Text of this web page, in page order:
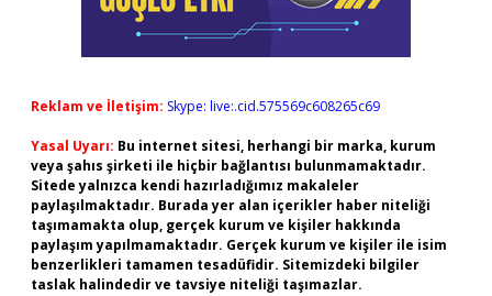
Reklam ve İletişim: Skype: live:.cid.575569c608265c69
Yasal Uyarı: Bu internet sitesi, herhangi bir marka, kurum
veya şahıs şirketi ile hiçbir bağlantısı bulunmamaktadır.
Sitede yalnızca kendi hazırladığımız makaleler
paylaşılmaktadır. Burada yer alan içerikler haber niteliği
taşımamakta olup, gerçek kurum ve kişiler hakkında
paylaşım yapılmamaktadır. Gerçek kurum ve kişiler ile isim
benzerlikleri tamamen tesadüfidir. Sitemizdeki bilgiler
taslak halindedir ve tavsiye niteliği taşımazlar.